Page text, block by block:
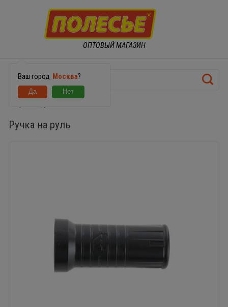
ОПТОВЫЙ МАГАЗИН
Ваш город Москва?
Ручка на руль